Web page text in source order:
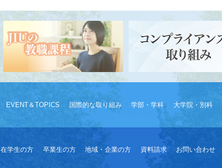
EVENT＆TOPICS 国際的な取り組み 学部・学科 大学院・別科
在学生の方 卒業生の方 地域・企業の方 資料請求 お問い合わせ